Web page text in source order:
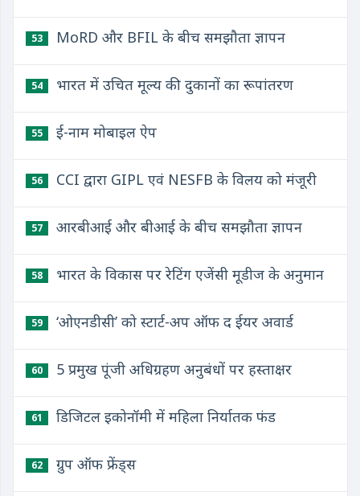
53 MoRD और BFIL के बीच समझौता ज्ञापन
54 भारत में उचित मूल्य की दुकानों का रूपांतरण
55 ई-नाम मोबाइल ऐप
56 CCI द्वारा GIPL एवं NESFB के विलय को मंजूरी
57 आरबीआई और बीआई के बीच समझौता ज्ञापन
58 भारत के विकास पर रेटिंग एजेंसी मूडीज के अनुमान
59 ‘ओएनडीसी’ को स्टार्ट-अप ऑफ द ईयर अवार्ड
60 5 प्रमुख पूंजी अधिग्रहण अनुबंधों पर हस्ताक्षर
61 डिजिटल इकोनॉमी में महिला निर्यातक फंड
62 ग्रुप ऑफ फ्रेंड्स